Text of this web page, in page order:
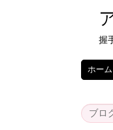
握
ホーム